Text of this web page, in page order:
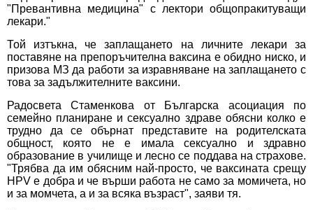
"Превантивна медицина" с лектори общопракитуващи
лекари."
Той изтъкна, че заплащането на личните лекари за
поставяне на препоръчителна ваксина е обидно ниско, и
призова МЗ да работи за изравняване на заплащането с
това за задължителните ваксини.
Радосвета Стаменкова от Българска асоциация по
семейно планиране и сексуално здраве обясни колко е
трудно да се обърнат представите на родителската
общност, която не е имала сексуално и здравно
образование в училище и лесно се поддава на страхове.
"Трябва да им обясним най-просто, че ваксината срещу
HPV е добра и че върши работа не само за момичета, но
и за момчета, а и за всяка възраст", заяви тя.